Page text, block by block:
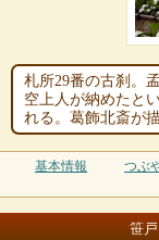
札所29番の古刹。
空上人が納めたと
れる。葛飾北斎が
基本情報 つぶ
笹